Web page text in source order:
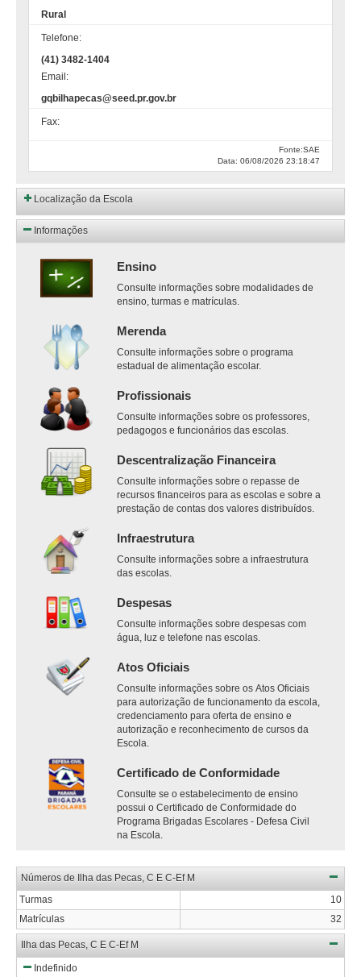
Rural
Telefone:
(41) 3482-1404
Email:
gqbilhapecas@seed.pr.gov.br
Fax:
Fonte:SAE
Data: 06/08/2026 23:18:47
Localização da Escola
Informações
Ensino
Consulte informações sobre modalidades de
ensino, turmas e matrículas.
Merenda
Consulte informações sobre o programa
estadual de alimentação escolar.
Profissionais
Consulte informações sobre os professores,
pedagogos e funcionários das escolas.
Descentralização Financeira
Consulte informações sobre o repasse de
recursos financeiros para as escolas e sobre a
prestação de contas dos valores distribuídos.
Infraestrutura
Consulte informações sobre a infraestrutura
das escolas.
Despesas
Consulte informações sobre despesas com
água, luz e telefone nas escolas.
Atos Oficiais
Consulte informações sobre os Atos Oficiais
para autorização de funcionamento da escola,
credenciamento para oferta de ensino e
autorização e reconhecimento de cursos da
Escola.
Certificado de Conformidade
Consulte se o estabelecimento de ensino
possui o Certificado de Conformidade do
Programa Brigadas Escolares - Defesa Civil
na Escola.
Números de Ilha das Pecas, C E C-Ef M
Turmas
10
Matrículas
32
Ilha das Pecas, C E C-Ef M
Indefinido